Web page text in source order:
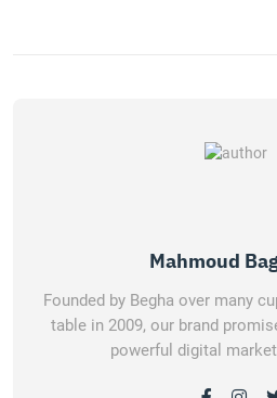
Mahmoud
Founded by Begha over many
table in 2009, our brand
powerful digital